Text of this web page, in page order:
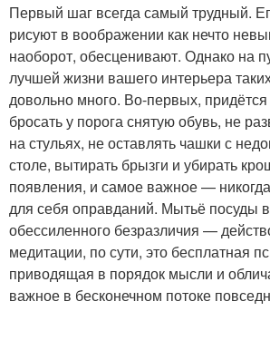
Первый шаг всегда самый трудный.
рисуют в воображении как нечто
наоборот, обесценивают. Однако на
лучшей жизни вашего интерьера
довольно много. Во-первых, придётся
бросать у порога снятую обувь, не
на стульях, не оставлять чашки с
столе, вытирать брызги и убирать
появления, и самое важное —
для себя оправданий. Мытьё посуды
обессиленного безразличия —
медитации, по сути, это бесплатная
приводящая в порядок мысли и
важное в бесконечном потоке